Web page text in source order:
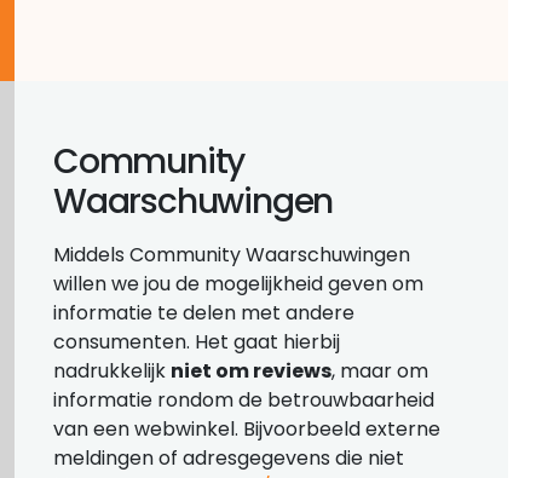
Community
Waarschuwingen
Middels Community Waarschuwingen
willen we jou de mogelijkheid geven om
informatie te delen met andere
consumenten. Het gaat hierbij
nadrukkelijk niet om reviews, maar om
informatie rondom de betrouwbaarheid
van een webwinkel. Bijvoorbeeld externe
meldingen of adresgegevens die niet